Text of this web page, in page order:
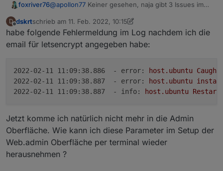
foxriver76@apollon77 Keiner gesehen, naja gibt 3 Issues im
D
Offline
dskrtschrieb am 11. Feb. 2022, 10:15
zuletzt editiert von Negalein 2. Nov. 2022, 11:57
habe folgende Fehlermeldung im Log nachdem ich die
email für letsencrypt angegeben habe:
2022-02-11 11:09:38.886  - error: host.ubuntu
Caught
2022-02-11 11:09:38.887  - error:
host.ubuntu
2022-02-11 11:09:38.887  - info:
host.ubuntu Restart
Jetzt komme ich natürlich nicht mehr in die Admin
Oberfläche. Wie kann ich diese Parameter im Setup der
Web.admin Oberfläche per terminal wieder
herausnehmen ?